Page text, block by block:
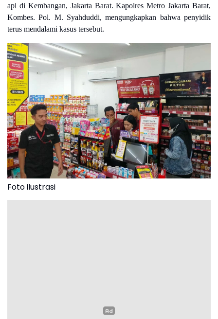
api di Kembangan, Jakarta Barat. Kapolres Metro Jakarta Barat,
Kombes. Pol. M. Syahduddi, mengungkapkan bahwa penyidik
terus mendalami kasus tersebut.
Foto ilustrasi